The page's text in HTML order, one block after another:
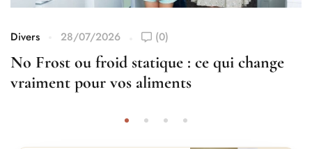
Divers 28/07/2026 (0)
No Frost ou froid statique : ce qui change
vraiment pour vos aliments